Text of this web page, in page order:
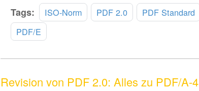
Tags: ISO-Norm PDF 2.0 PDF Standard
PDF/E
Revision von PDF 2.0: Alles zu PDF/A-4